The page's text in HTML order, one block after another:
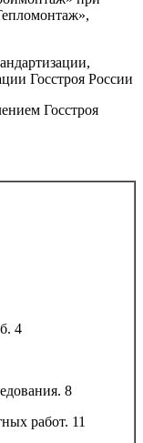
Госстроя России
Госстроя
4
8
работ. 11